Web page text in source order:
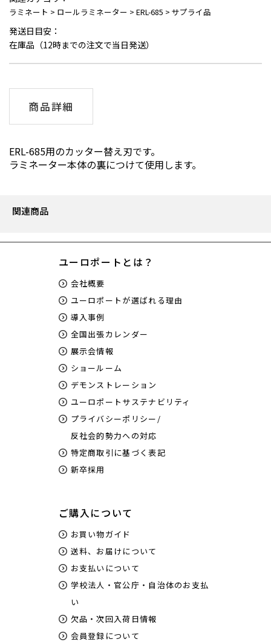
ラミネート > ロールラミネーター > ERL-685 > サプライ品
発送日目安：
在庫品（12時までの注文で当日発送）
商品詳細
ERL-685用のカッター替え刃です。
ラミネーター本体の裏につけて使用します。
関連商品
ユーロポートとは？
会社概要
ユーロポートが選ばれる理由
導入事例
全国出張カレンダー
展示会情報
ショールーム
デモンストレーション
ユーロポートサステナビリティ
プライバシーポリシー/
反社会的勢力への対応
特定商取引に基づく表記
新卒採用
ご購入について
お買い物ガイド
送料、お届けについて
お支払いについて
学校法人・官公庁・自治体のお支払
い
欠品・次回入荷日情報
会員登録について